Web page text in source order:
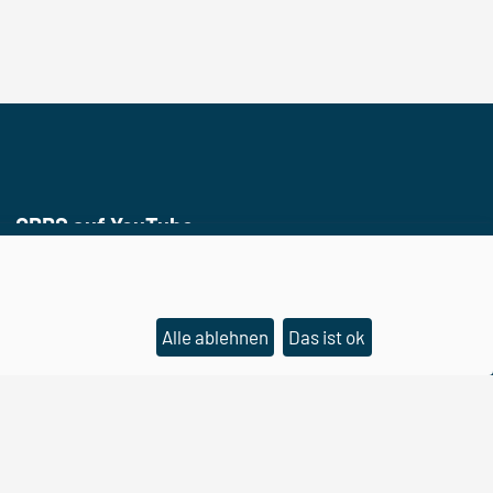
CBBS auf YouTube
Alle ablehnen Das ist ok